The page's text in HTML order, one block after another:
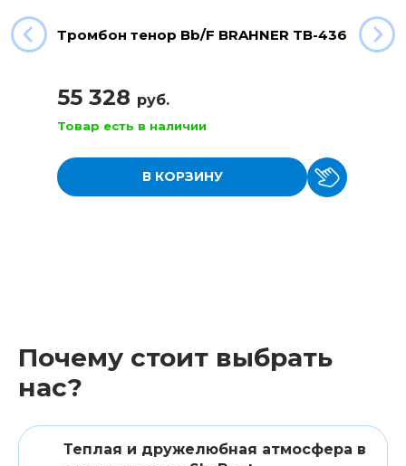
Тромбон тенор Bb/F BRAHNER TB-436
55 328 руб.
Товар есть в наличии
В КОРЗИНУ
Почему стоит выбрать
нас?
Теплая и дружелюбная атмосфера в